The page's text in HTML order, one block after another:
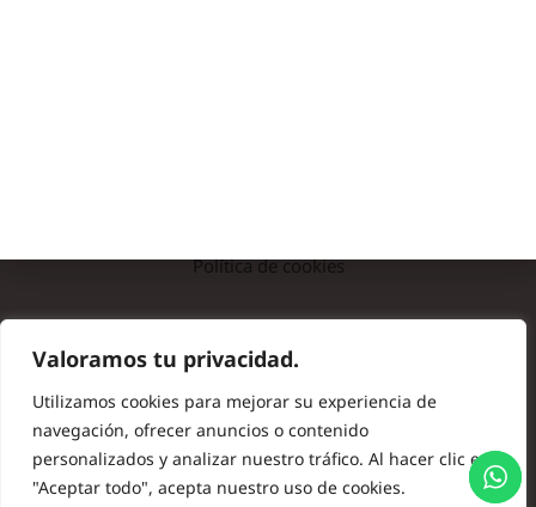
Valoramos tu privacidad.
Utilizamos cookies para mejorar su experiencia de
navegación, ofrecer anuncios o contenido
personalizados y analizar nuestro tráfico. Al hacer clic en
"Aceptar todo", acepta nuestro uso de cookies.
Política de cookies
© Copyright 2024 Batas de Colegio Originales. Todos los
derechos reservados.